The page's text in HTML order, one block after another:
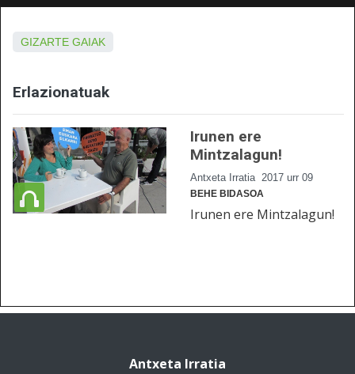
GIZARTE GAIAK
Erlazionatuak
Irunen ere
Mintzalagun!
Antxeta Irratia 2017 urr 09
BEHE BIDASOA
Irunen ere Mintzalagun!
Antxeta Irratia